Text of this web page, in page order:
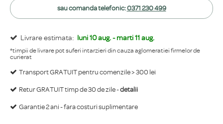
Livrare estimata: luni 10 aug. - marti 11 aug.
*timpii de livrare pot suferi intarzieri din cauza aglomeratiei firmelor de
curierat
Transport GRATUIT pentru comenzile > 300 lei
Retur GRATUIT timp de 30 de zile -detalii
Garantie 2 ani - fara costuri suplimentare
sau comanda telefonic:0371 230 499